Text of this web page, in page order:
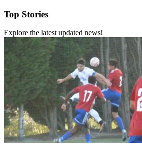
Top Stories
Explore the latest updated news!